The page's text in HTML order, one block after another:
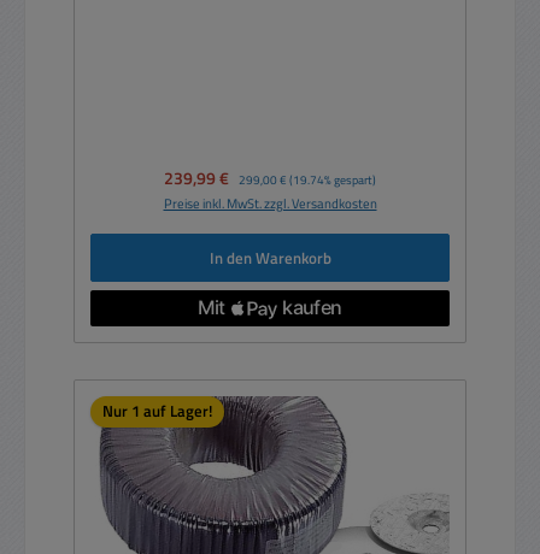
Verkaufspreis:
239,99 € Regulärer Preis:
299,00 € (19.74% gespart)
Preise inkl. MwSt. zzgl. Versandkosten
In den Warenkorb
Nur 1 auf Lager!